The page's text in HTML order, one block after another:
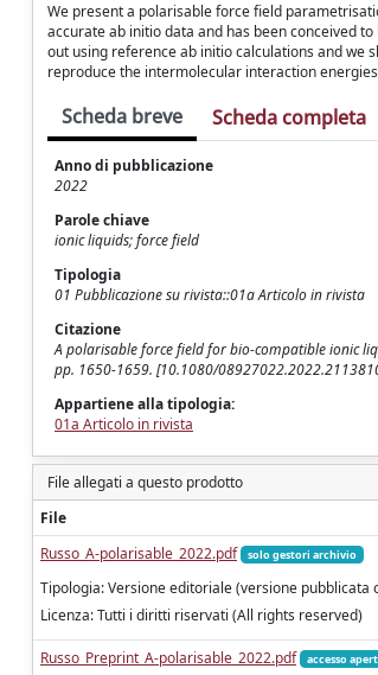
We present a polarisable force field
accurate ab initio data and has been conceived
out using reference ab initio calculations and we
reproduce the intermolecular interaction
Scheda breve Scheda completa
Anno di pubblicazione
2022
Parole chiave
ionic liquids; force field
Tipologia
01 Pubblicazione su rivista::01a Articolo in rivista
Citazione
A polarisable force field for bio-compatible ionic
pp. 1650-1659. [10.1080/
Appartiene alla tipologia:
01a Articolo in rivista
File allegati a questo prodotto
File
Russo_A-polarisable_2022.pdf
solo gestori archivio
Tipologia: Versione editoriale (versione pubblicata
Licenza: Tutti i diritti riservati (All rights reserved)
Russo_Preprint_A-polarisable_2022.pdf accesso